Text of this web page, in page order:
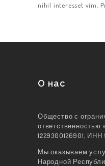
nihil interesset vim.
О нас
Общество с
1229300126901, ИНН
Мы оказываем
Народной